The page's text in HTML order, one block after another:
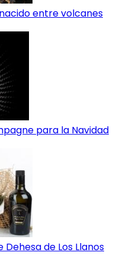
entre volcanes
para la Navidad
Dehesa de Los Llanos